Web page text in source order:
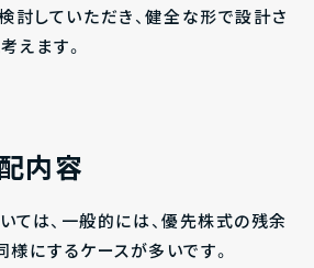
討していただき、健全な形で設計さ
えます。
内容
ては、一般的には、優先株式の残余
にするケースが多いです。